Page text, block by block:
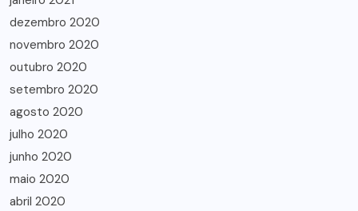
dezembro 2020
novembro 2020
outubro 2020
setembro 2020
agosto 2020
julho 2020
junho 2020
maio 2020
abril 2020